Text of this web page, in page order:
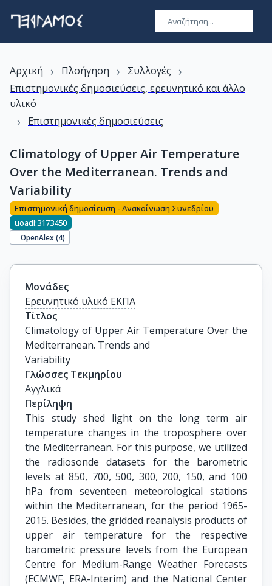
Αρχική › Πλοήγηση › Συλλογές ›
Επιστημονικές δημοσιεύσεις, ερευνητικό και άλλο
υλικό
› Επιστημονικές δημοσιεύσεις
Climatology of Upper Air Temperature
Over the Mediterranean. Trends and
Variability
Επιστημονική δημοσίευση - Ανακοίνωση Συνεδρίου
uoadl:3173450
OpenAlex (4)
Μονάδες
Ερευνητικό υλικό ΕΚΠΑ
Τίτλος
Climatology of Upper Air Temperature Over the
Mediterranean. Trends and
Variability
Γλώσσες Τεκμηρίου
Αγγλικά
Περίληψη
This study shed light on the long term air
temperature changes in the troposphere over
the Mediterranean. For this purpose, we utilized
the radiosonde datasets for the barometric
levels at 850, 700, 500, 300, 200, 150, and 100
hPa from seventeen meteorological stations
within the Mediterranean, for the period 1965-
2015. Besides, the gridded reanalysis products of
upper air temperature for the respective
barometric pressure levels from the European
Centre for Medium-Range Weather Forecasts
(ECMWF, ERA-Interim) and the National Center